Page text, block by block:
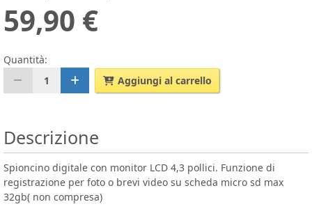
59,90 €
Quantità:
1
Aggiungi al carrello
Descrizione
Spioncino digitale con monitor LCD 4,3 pollici. Funzione di
registrazione per foto o brevi video su scheda micro sd max
32gb( non compresa)